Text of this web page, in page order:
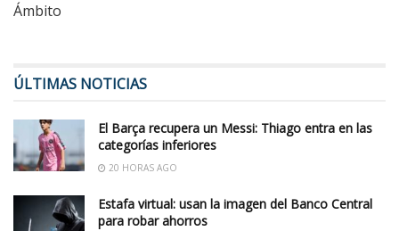
Ámbito
ÚLTIMAS NOTICIAS
El Barça recupera un Messi: Thiago entra en las
categorías inferiores
20 HORAS AGO
Estafa virtual: usan la imagen del Banco Central
para robar ahorros